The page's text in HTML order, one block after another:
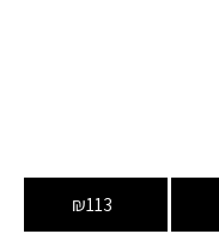
₪113